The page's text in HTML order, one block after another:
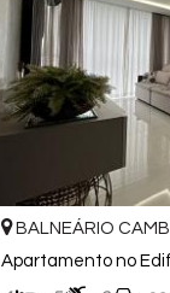
BALNEÁRIO
Apartamento no